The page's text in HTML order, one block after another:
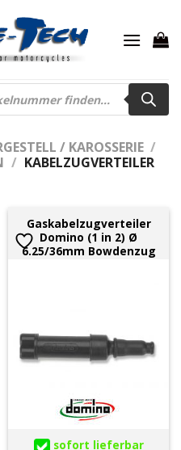
/ KAROSSERIE /
/ KABELZUGVERTEILER
Gaskabelzugverteiler
Domino (1 in 2) Ø
6.25/36mm Bowdenzug
sofort lieferbar